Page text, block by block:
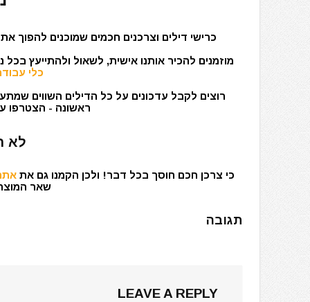
כרישי דילים וצרכנים חכמים שמוכנים להפוך
מוזמנים להכיר אותנו אישית, לשאול ולהתייעץ
כלי
רוצים לקבל עדכונים על כל הדילים השווים
ראשונה - הצטרפו
לא
כי צרכן חכם חוסך בכל דבר! ולכן הקמנו גם את
שאר
תגובה
LEAVE A REPLY